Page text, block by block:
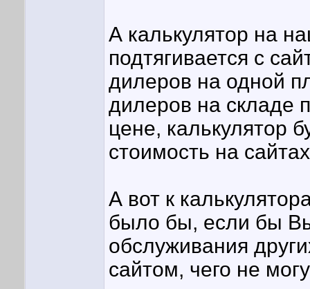
А калькулятор на
подтягивается с
дилеров на одной
дилеров на складе
цене, калькулятор
стоимость на
А вот к
было бы, если бы
обслуживания
сайтом, чего не